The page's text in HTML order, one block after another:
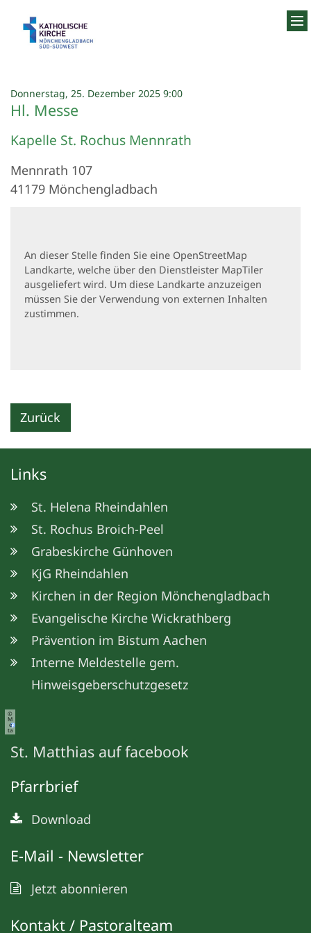
Donnerstag, 25. Dezember 2025 9:00:
Hl. Messe
Kapelle St. Rochus Mennrath
Mennrath 107
41179 Mönchengladbach
An dieser Stelle finden Sie eine OpenStreetMap
Landkarte, welche über den Dienstleister MapTiler
ausgeliefert wird. Um diese Landkarte anzuzeigen
müssen Sie der Verwendung von externen Inhalten
zustimmen.
Zurück
Links
St. Helena Rheindahlen
St. Rochus Broich-Peel
Grabeskirche Günhoven
KjG Rheindahlen
Kirchen in der Region Mönchengladbach
Evangelische Kirche Wickrathberg
Prävention im Bistum Aachen
Interne Meldestelle gem.
Hinweisgeberschutzgesetz
©
M
e
ta
St. Matthias auf facebook
Pfarrbrief
Download
E-Mail - Newsletter
Jetzt abonnieren
Kontakt / Pastoralteam